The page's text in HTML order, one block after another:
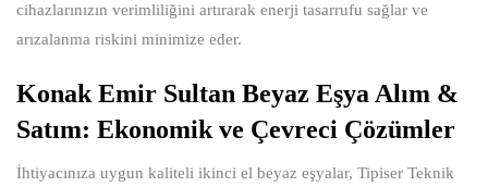
cihazlarınızın verimliliğini artırarak enerji tasarrufu sağlar ve
arızalanma riskini minimize eder.
Konak Emir Sultan Beyaz Eşya Alım &
Satım: Ekonomik ve Çevreci Çözümler
İhtiyacınıza uygun kaliteli ikinci el beyaz eşyalar, Tipiser Teknik